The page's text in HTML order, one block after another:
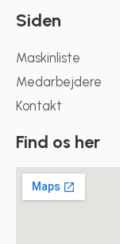
Siden
Maskinliste
Medarbejdere
Kontakt
Find os her